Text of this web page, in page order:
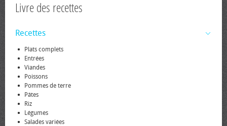
Livre des recettes
Recettes
Plats complets
Entrées
Viandes
Poissons
Pommes de terre
Pâtes
Riz
Légumes
Salades variées